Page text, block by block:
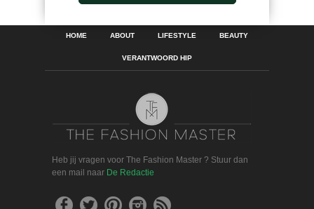
HOME ABOUT LIFESTYLE BEAUTY
VERANTWOORD HIP
Heb jij vragen voor The Fashion Master ? Stuur dan
een mail naar De Redactie